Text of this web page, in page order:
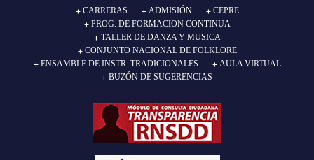
CARRERAS ADMISIÓN
CEPRE
PROG. DE FORMACION CONTINUA
TALLER DE DANZA Y MUSICA
CONJUNTO NACIONAL DE FOLKLORE
ENSAMBLE DE INSTR. TRADICIONALES
AULA VIRTUAL
BUZÓN DE SUGERENCIAS